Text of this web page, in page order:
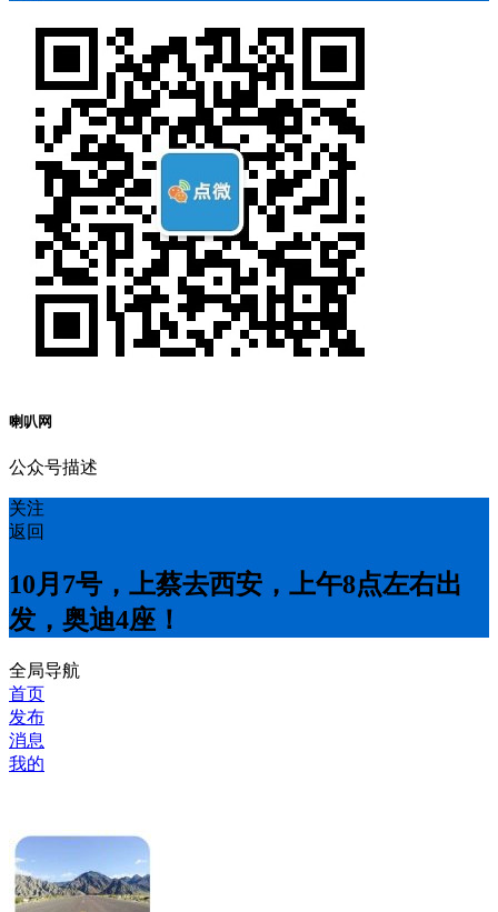
喇叭网
公众号描述
关注
返回
10月7号，上蔡去西安，上午8点左右出
发，奥迪4座！
全局导航
首页
发布
消息
我的